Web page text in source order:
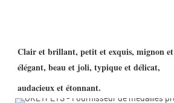
Clair et brillant, petit et exquis, mignon et
élégant, beau et joli, typique et délicat,
audacieux et étonnant.